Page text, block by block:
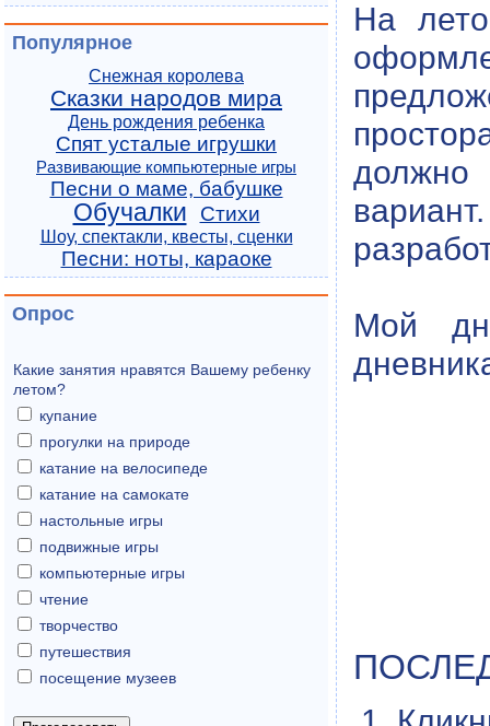
На
должно
Мой
Популярное
Снежная королева
Сказки народов мира
День рождения ребенка
Спят усталые игрушки
Развивающие компьютерные игры
Песни о маме, бабушке
Обучалки Стихи
Шоу, спектакли, квесты, сценки
Песни: ноты, караоке
Опрос
Какие занятия нравятся Вашему ребенку
летом?
купание
прогулки на природе
катание на велосипеде
катание на самокате
настольные игры
подвижные игры
компьютерные игры
чтение
творчество
путешествия
посещение музеев